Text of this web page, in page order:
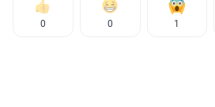
0 0 1